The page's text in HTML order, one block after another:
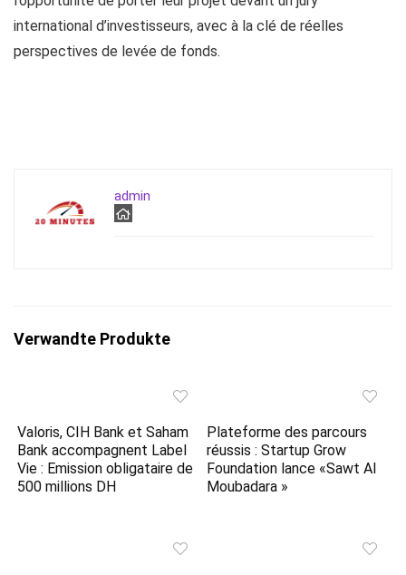
international d’investisseurs, avec à la clé de réelles
perspectives de levée de fonds.
admin
Verwandte Produkte
Valoris, CIH Bank et Saham
Bank accompagnent Label
Vie : Emission obligataire de
500 millions DH
Plateforme des parcours
réussis : Startup Grow
Foundation lance «Sawt Al
Moubadara »